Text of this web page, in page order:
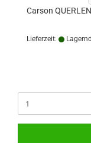
Carson
Lieferzeit: